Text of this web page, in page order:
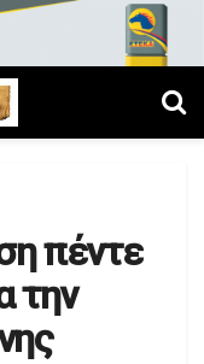
πέντε
την